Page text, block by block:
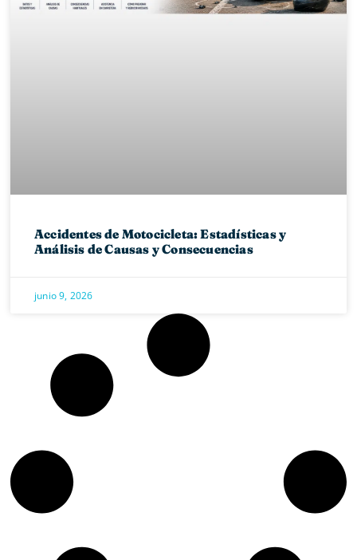
Accidentes de Motocicleta: Estadísticas y
Análisis de Causas y Consecuencias
junio 9, 2026